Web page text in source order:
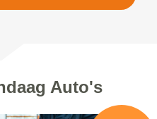
Auto's